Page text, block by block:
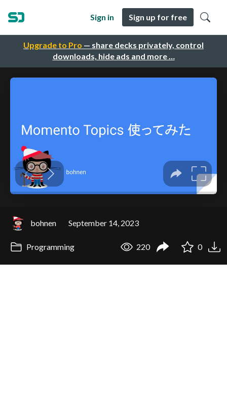
Upgrade to Pro — share decks privately, control
downloads, hide ads and more …
Sign in Sign up for free
bohnen September 14, 2023
Programming 220 0